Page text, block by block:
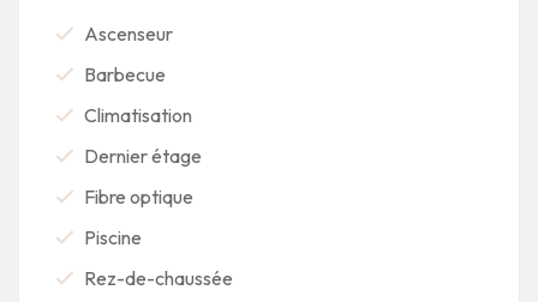
Ascenseur
Barbecue
Climatisation
Dernier étage
Fibre optique
Piscine
Rez-de-chaussée